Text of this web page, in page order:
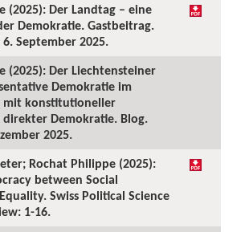
(2025): Der Landtag – eine
Demokratie. Gastbeitrag.
September 2025.
(2025): Der Liechtensteiner
Demokratie im
mit konstitutioneller
Demokratie. Blog.
2025.
Rochat Philippe (2025):
between Social
Swiss Political Science
1-16.